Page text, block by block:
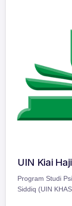
UIN Kiai
Program Studi
Siddiq (UIN